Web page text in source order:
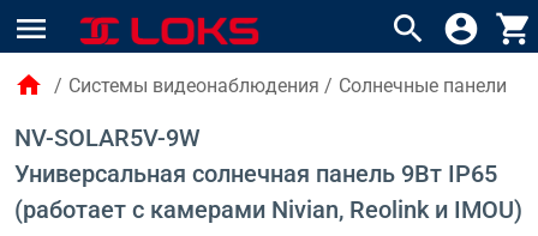
menu search account_circle shopping_cart
home / Системы видеонаблюдения / Солнечные панели
NV-SOLAR5V-9W
Универсальная солнечная панель 9Вт IP65
(работает с камерами Nivian, Reolink и IMOU)